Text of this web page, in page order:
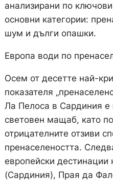
анализирани по
основни категории:
шум и дълги опашки.
Европа води по
Осем от десетте най-
показателя
Ла Пелоса в Сардиния е
световен мащаб, като
отрицателните отзиви
пренаселеността.
европейски
(Сардиния), Прая да